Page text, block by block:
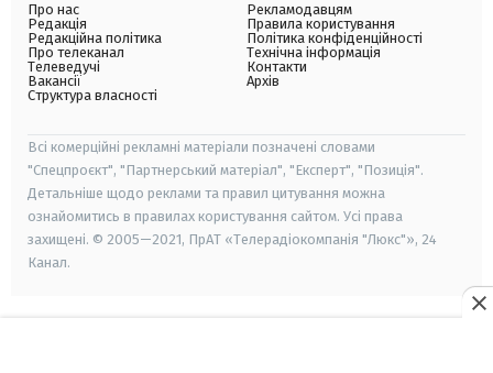
Про нас
Редакція
Редакційна політика
Про телеканал
Телеведучі
Вакансії
Структура власності
Рекламодавцям
Правила користування
Політика конфіденційності
Технічна інформація
Контакти
Архів
Всі комерційні рекламні матеріали позначені словами
"Спецпроєкт", "Партнерський матеріал", "Експерт", "Позиція".
Детальніше щодо реклами та правил цитування можна
ознайомитись в правилах користування сайтом. Усі права
захищені. © 2005—2021, ПрАТ «Телерадіокомпанія "Люкс"», 24
Канал.